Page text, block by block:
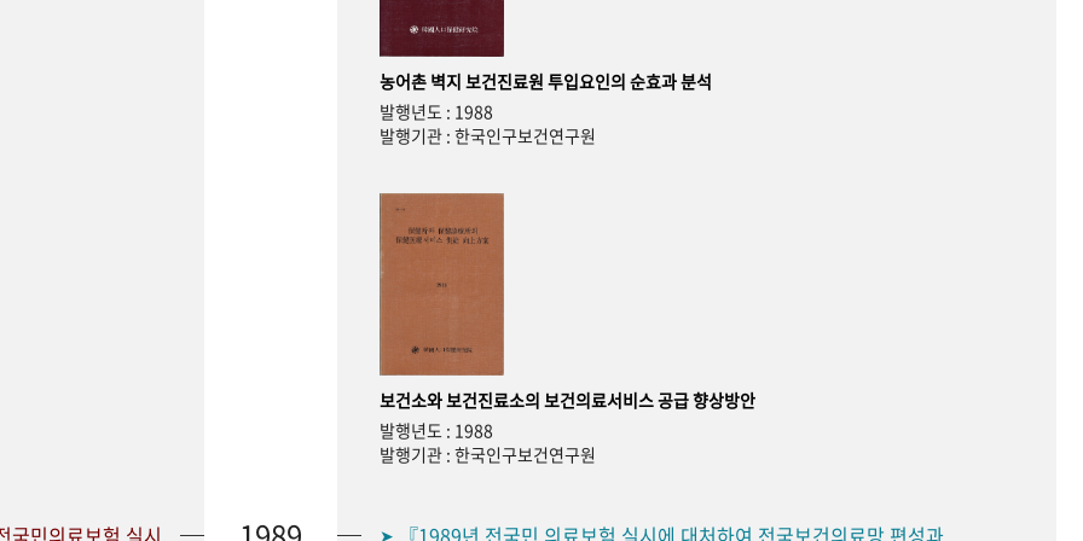
농어촌 벽지 보건진료원 투입요인의 순효과 분석
발행년도 : 1988
발행기관 : 한국인구보건연구원
보건소와 보건진료소의 보건의료서비스 공급 향상방안
발행년도 : 1988
발행기관 : 한국인구보건연구원
➤